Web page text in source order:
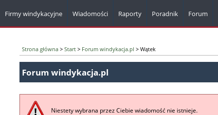
Firmy windykacyjne Wiadomości Raporty Poradnik Forum
Strona główna > Start > Forum windykacja.pl > Wątek
Forum windykacja.pl
Niestety wybrana przez Ciebie wiadomość nie istnieje.